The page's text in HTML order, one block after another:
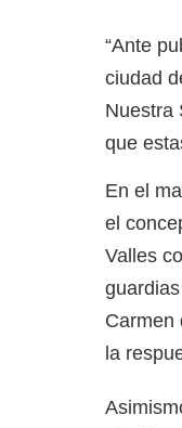
“Ante
ciudad
Nuestra
que
En el
el
Valles
Carmen
la